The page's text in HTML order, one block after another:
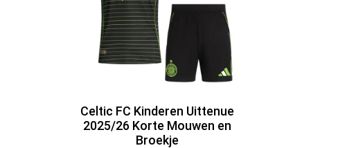
Celtic FC Kinderen Uittenue
2025/26 Korte Mouwen en
Broekje